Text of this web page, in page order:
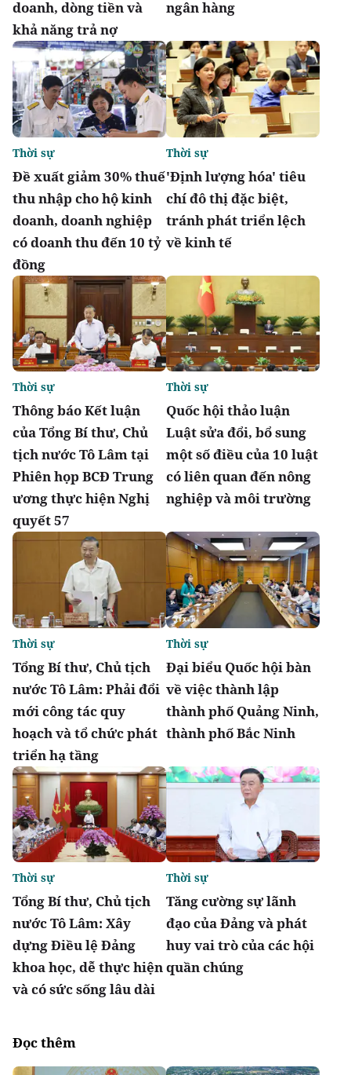
doanh, dòng tiền và
khả năng trả nợ
ngân hàng
Đề xuất giảm 30% thuế
thu nhập cho hộ kinh
doanh, doanh nghiệp
có doanh thu đến 10 tỷ
đồng
Thời sự
'Định lượng hóa' tiêu
chí đô thị đặc biệt,
tránh phát triển lệch
về kinh tế
Thời sự
Thông báo Kết luận
của Tổng Bí thư, Chủ
tịch nước Tô Lâm tại
Phiên họp BCĐ Trung
ương thực hiện Nghị
quyết 57
Thời sự
Quốc hội thảo luận
Luật sửa đổi, bổ sung
một số điều của 10 luật
có liên quan đến nông
nghiệp và môi trường
Thời sự
Tổng Bí thư, Chủ tịch
nước Tô Lâm: Phải đổi
mới công tác quy
hoạch và tổ chức phát
triển hạ tầng
Thời sự
Đại biểu Quốc hội bàn
về việc thành lập
thành phố Quảng Ninh,
thành phố Bắc Ninh
Thời sự
Tổng Bí thư, Chủ tịch
nước Tô Lâm: Xây
dựng Điều lệ Đảng
khoa học, dễ thực hiện
và có sức sống lâu dài
Thời sự
Tăng cường sự lãnh
đạo của Đảng và phát
huy vai trò của các hội
quần chúng
Thời sự
Đọc thêm